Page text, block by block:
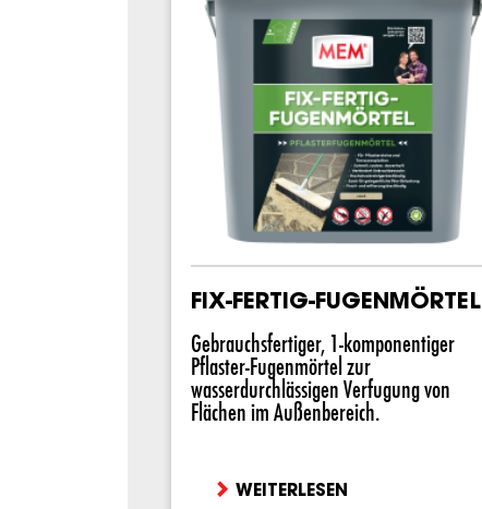
FIX-FERTIG-FUGENMÖRTEL
Gebrauchsfertiger, 1-komponentiger
Pflaster-Fugenmörtel zur
wasserdurchlässigen Verfugung von
Flächen im Außenbereich.
WEITERLESEN